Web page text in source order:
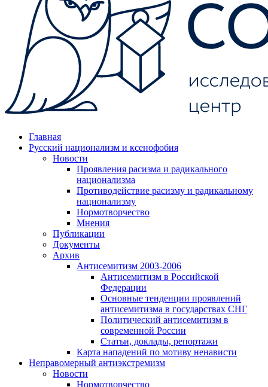
Главная
Русский национализм и ксенофобия
Новости
Проявления расизма и радикального
национализма
Противодействие расизму и радикальному
национализму
Нормотворчество
Мнения
Публикации
Документы
Архив
Антисемитизм 2003-2006
Антисемитизм в Российской
Федерации
Основные тенденции проявлений
антисемитизма в государствах СНГ
Политический антисемитизм в
современной России
Статьи, доклады, репортажи
Карта нападений по мотиву ненависти
Неправомерный антиэкстремизм
Новости
Нормотворчество